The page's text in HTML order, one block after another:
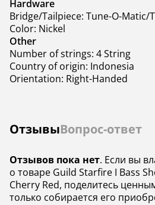
Hardware
Bridge/Tailpiece: Tune-O-Matic/
Color: Nickel
Other
Number of strings: 4 String
Country of origin: Indonesia
Orientation: Right-Handed
ОтзывыВопрос-ответ
Отзывов пока нет. Если вы
о товаре Guild Starfire I Bass
Cherry Red, поделитесь
только собирается его